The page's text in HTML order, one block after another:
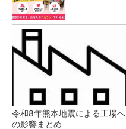
令和8年熊本地震による工場へ
の影響まとめ